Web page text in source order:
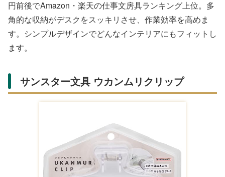
Amazonで購入する
日めくりカレンダーと付箋が一体化した便利アイテム。
だけでスケジュール管理が楽しくなり、毎日のモチベーシ
ョンをアップします。可愛らしいデザインが、仕事空間を
MEMOTTE マルチ収納ボード